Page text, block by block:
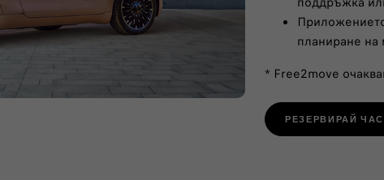
планиране на
* Free2move
РЕЗЕРВИРАЙ